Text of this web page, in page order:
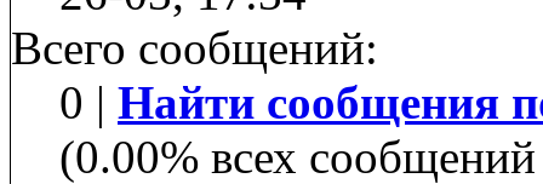
Всего сообщений:
0 | Найти сообщения
(0.00% всех